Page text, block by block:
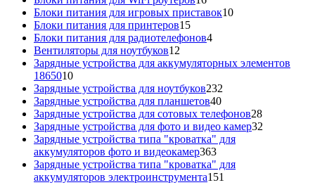
товаров
Блоки питания для игровых приставок1010
Блоки питания для принтеров1515
товаров
Блоки питания для радиотелефонов44
Вентиляторы для ноутбуков12
товаров
Зарядные устройства для аккумуляторных элементов
186501010
товаров
Зарядные устройства для ноутбуков232
Зарядные устройства для планшетов4040
товаров
Зарядные устройства для сотовых телефонов2828
товаров
Зарядные устройства для фото и видео камер32
Зарядные устройства типа "кроватка" для
аккумуляторов фото и видеокамер363363
товара
Зарядные устройства типа "кроватка" для
аккумуляторов электроинструмента151